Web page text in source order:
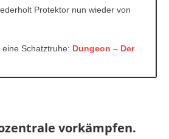
Protektor nun wieder von
Schatztruhe: Dungeon – Der
vorkämpfen.